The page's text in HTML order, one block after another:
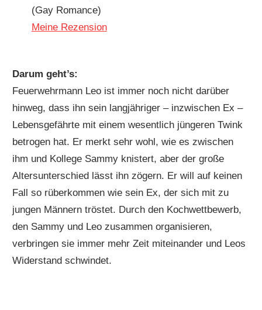
(Gay Romance)
Meine Rezension
Darum geht’s:
Feuerwehrmann Leo ist immer noch nicht darüber
hinweg, dass ihn sein langjähriger – inzwischen Ex –
Lebensgefährte mit einem wesentlich jüngeren Twink
betrogen hat. Er merkt sehr wohl, wie es zwischen
ihm und Kollege Sammy knistert, aber der große
Altersunterschied lässt ihn zögern. Er will auf keinen
Fall so rüberkommen wie sein Ex, der sich mit zu
jungen Männern tröstet. Durch den Kochwettbewerb,
den Sammy und Leo zusammen organisieren,
verbringen sie immer mehr Zeit miteinander und Leos
Widerstand schwindet.